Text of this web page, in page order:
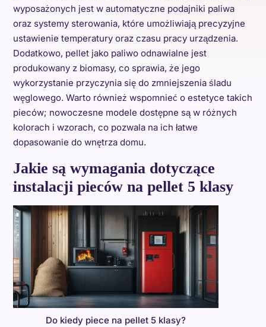
wyposażonych jest w automatyczne podajniki paliwa
oraz systemy sterowania, które umożliwiają precyzyjne
ustawienie temperatury oraz czasu pracy urządzenia.
Dodatkowo, pellet jako paliwo odnawialne jest
produkowany z biomasy, co sprawia, że jego
wykorzystanie przyczynia się do zmniejszenia śladu
węglowego. Warto również wspomnieć o estetyce takich
pieców; nowoczesne modele dostępne są w różnych
kolorach i wzorach, co pozwala na ich łatwe
dopasowanie do wnętrza domu.
Jakie są wymagania dotyczące
instalacji pieców na pellet 5 klasy
Do kiedy piece na pellet 5 klasy?